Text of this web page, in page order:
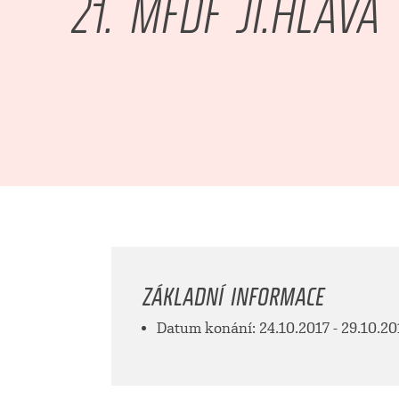
ZÁKLADNÍ INFORMACE
Datum konání: 24.10.2017 -